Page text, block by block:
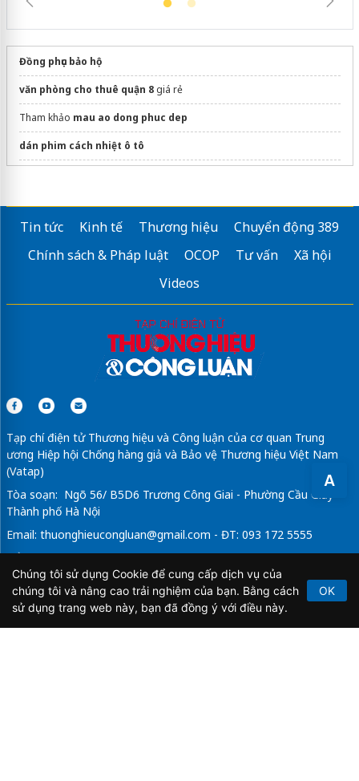
A
Đồng phục bảo hộ
văn phòng cho thuê quận 8giá rẻ
Tham khảo mau ao dong phuc dep
dán phim cách nhiệt ô tô
Tin tức Kinh tế Thương hiệu
Chuyển động 389
Chính sách & Pháp luật
OCOP Tư vấn
Xã hội
Videos
Tạp chí điện tử Thương hiệu và Công luận của cơ quan Trung
ương Hiệp hội Chống hàng giả và Bảo vệ Thương hiệu Việt Nam
(Vatap)
Tòa soạn: Ngõ 56/ B5D6 Trương Công Giai - Phường Cầu Giấy -
Thành phố Hà Nội
Email: thuonghieucongluan@gmail.com - ĐT: 093 172 5555
Tổng Biên Tập: Vũ Đức Thuận
Giấy phép hoạt động báo chí điện tử số 64/GP-BTTTT do Bộ
Thông tin và Truyền thông cấp ngày 21/2/2020.
Chúng tôi sử dụng Cookie để cung cấp dịch vụ của
chúng tôi và nâng cao trải nghiệm của bạn. Bằng cách
sử dụng trang web này, bạn đã đồng ý với điều này.
OK